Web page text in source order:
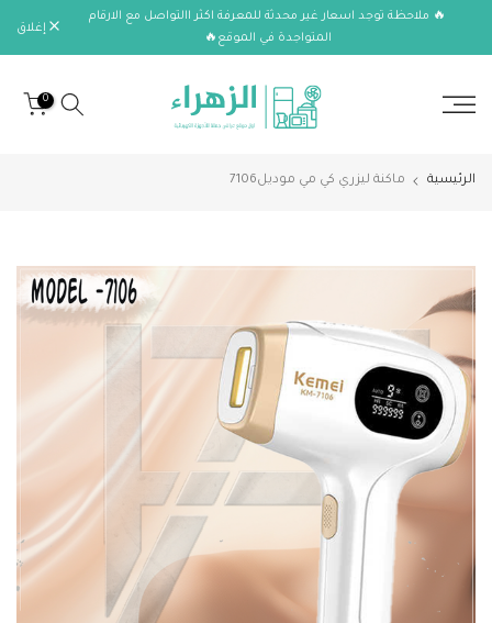
الانتقال🔥 ملاحظة توجد اسعار غير محدثة للمعرفة اكثر االتواصل مع الارقام
المتواجدة في الموقع🔥
إغلاق
0
الرئيسية ماكنة ليزري كي مي موديل7106